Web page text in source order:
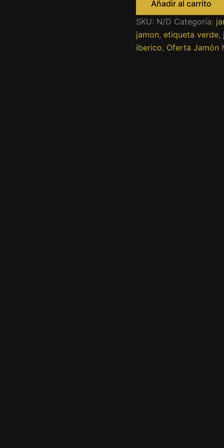
Cebo
de
Campo
Online
cantidad
Añadir al carrito
SKU: N/D Categoría:
jamon, etiqueta verde,
iberico, Oferta Jamón